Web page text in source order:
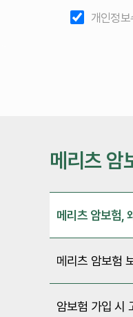
개인정보
메리츠 암
메리츠 암보험,
메리츠 암보험
암보험 가입 시